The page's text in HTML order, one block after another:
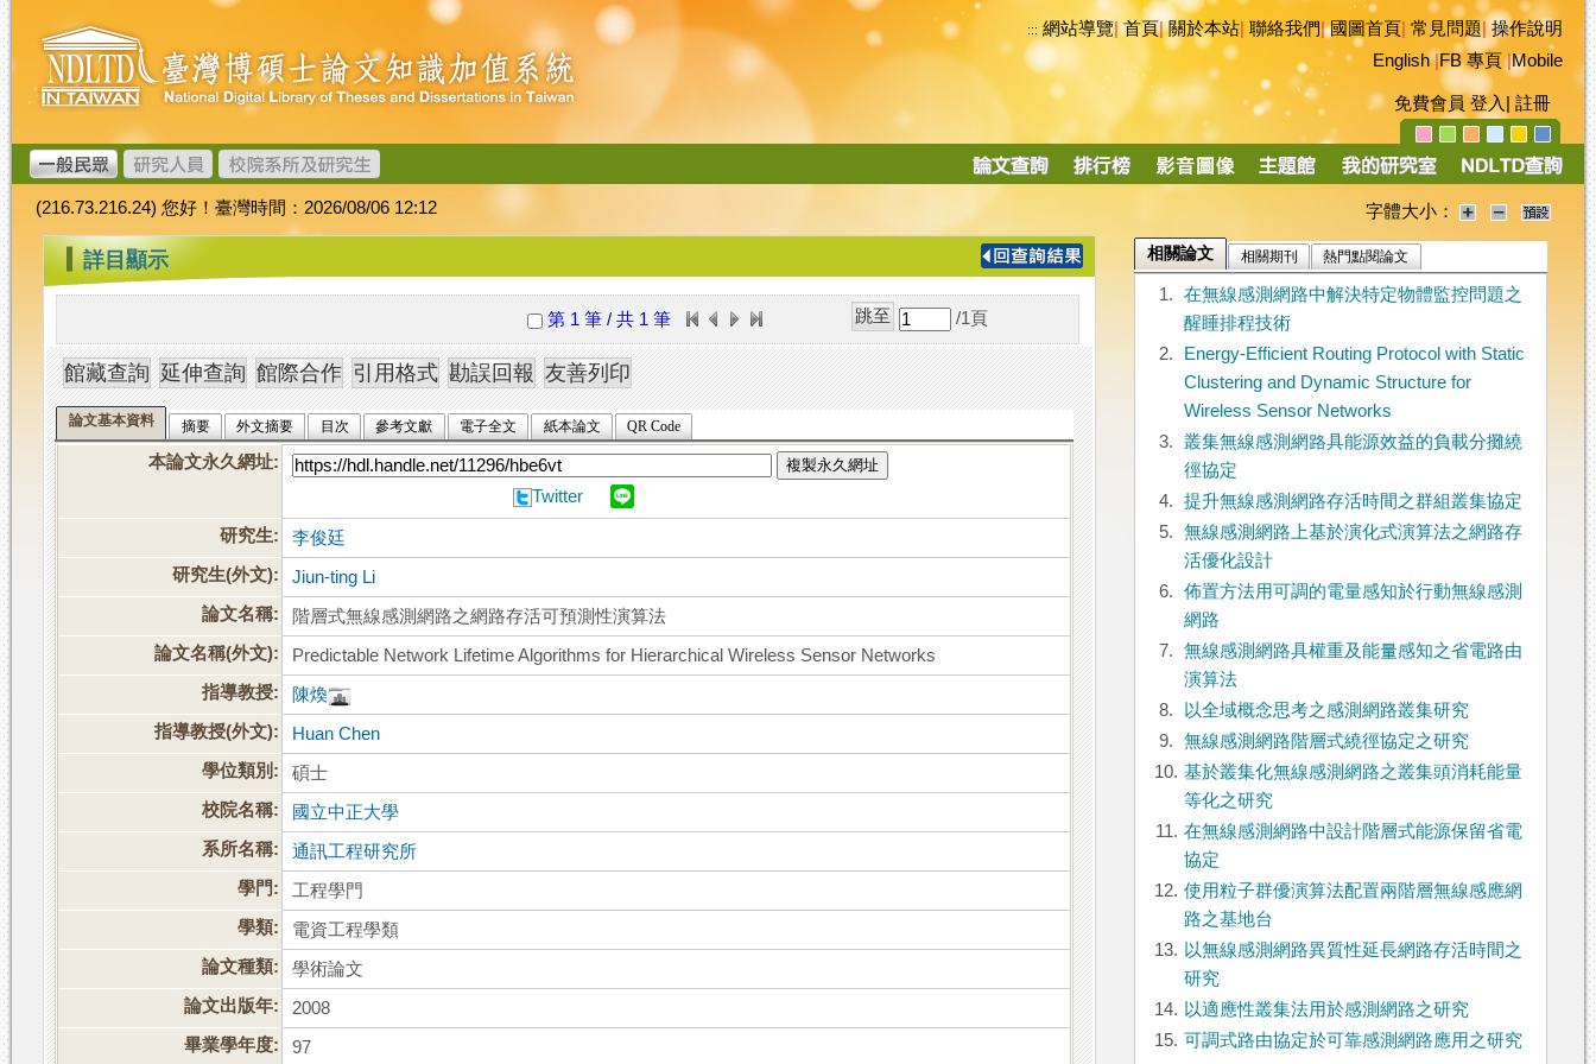
跳
到
主
要
內
容
臺
灣
博
碩
士
論
文
加
值
系
統
::: 網站導覽|首頁|關於本站 聯絡我們|國圖首頁 常見問題|操作說明
English|FB 專頁|Mobile
免費會員 登入 註冊
導
(216.73.216.24) 您好！臺灣時間：2026/08/06 12:12 字體大小：
::: 詳目顯示
第 1 筆 / 共 1 筆 /1 頁
論文基本資料 摘要 外文摘要 目次 參考文獻 電子全文 紙本論文 QR Code
本論文永久網址: 複製永久網址
Twitter
研究生:
李俊廷
研究生(外文):
Jiun-ting Li
論文名稱:
階層式無線感測網路之網路存活可預測性演算法
論文名稱(外文):
Predictable Network Lifetime Algorithms for Hierarchical Wireless Sensor Networks
指導教授:
陳煥
指導教授(外文):
Huan Chen
學位類別:
碩士
校院名稱:
國立中正大學
系所名稱:
通訊工程研究所
學門:
工程學門
學類:
電資工程學類
論文種類:
學術論文
論文出版年:
2008
畢業學年度:
97
相關論文 相關期刊 熱門點閱論文
1.
在無線感測網路中解決特定物體監控問題之
醒睡排程技術
2.
Energy-Efficient Routing Protocol with Static
Clustering and Dynamic Structure for
Wireless Sensor Networks
3.
叢集無線感測網路具能源效益的負載分攤繞
徑協定
4.
提升無線感測網路存活時間之群組叢集協定
5.
無線感測網路上基於演化式演算法之網路存
活優化設計
6.
佈置方法用可調的電量感知於行動無線感測
網路
7.
無線感測網路具權重及能量感知之省電路由
演算法
8.
以全域概念思考之感測網路叢集研究
9.
無線感測網路階層式繞徑協定之研究
10. 基於叢集化無線感測網路之叢集頭消耗能量
等化之研究
11. 在無線感測網路中設計階層式能源保留省電
協定
12. 使用粒子群優演算法配置兩階層無線感應網
路之基地台
13. 以無線感測網路異質性延長網路存活時間之
研究
14. 以適應性叢集法用於感測網路之研究
15. 可調式路由協定於可靠感測網路應用之研究